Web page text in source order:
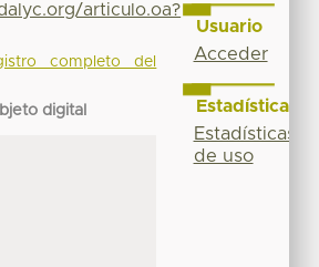
articulo.oa?
completo del
digital
Usuario
Acceder
Estadísticas
Estadísticas
de uso